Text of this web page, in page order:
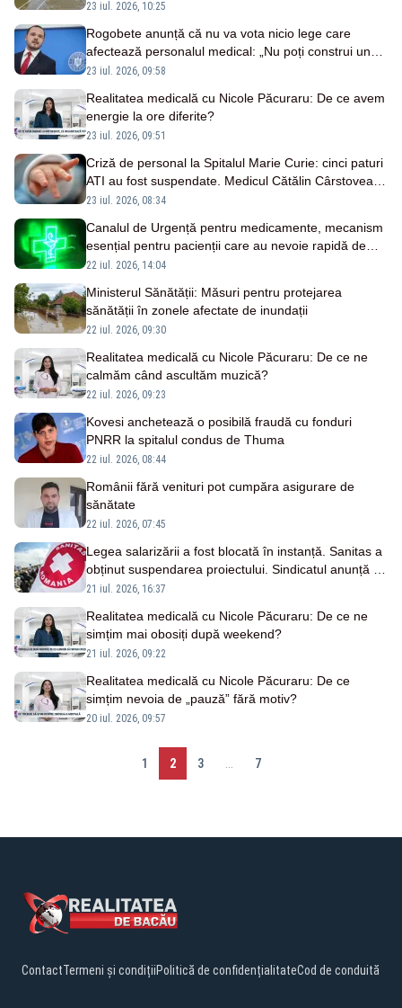
23 iul. 2026, 10:25
Rogobete anunță că nu va vota nicio lege care
afectează personalul medical: „Nu poți construi un
sistem mai puternic lovindu-i pe cei care îl țin în
23 iul. 2026, 09:58
Realitatea medicală cu Nicole Păcuraru: De ce avem
energie la ore diferite?
23 iul. 2026, 09:51
Criză de personal la Spitalul Marie Curie: cinci paturi
ATI au fost suspendate. Medicul Cătălin Cârstoveanu
avertizează: „Expunem la risc” pacienții
23 iul. 2026, 08:34
Canalul de Urgență pentru medicamente, mecanism
esențial pentru pacienții care au nevoie rapidă de
tratament
22 iul. 2026, 14:04
Ministerul Sănătății: Măsuri pentru protejarea
sănătății în zonele afectate de inundații
22 iul. 2026, 09:30
Realitatea medicală cu Nicole Păcuraru: De ce ne
calmăm când ascultăm muzică?
22 iul. 2026, 09:23
Kovesi anchetează o posibilă fraudă cu fonduri
PNRR la spitalul condus de Thuma
22 iul. 2026, 08:44
Românii fără venituri pot cumpăra asigurare de
sănătate
22 iul. 2026, 07:45
Legea salarizării a fost blocată în instanță. Sanitas a
obținut suspendarea proiectului. Sindicatul anunță că
rămâne pregătit de grevă generală
21 iul. 2026, 16:37
Realitatea medicală cu Nicole Păcuraru: De ce ne
simțim mai obosiți după weekend?
21 iul. 2026, 09:22
Realitatea medicală cu Nicole Păcuraru: De ce
simțim nevoia de „pauză” fără motiv?
20 iul. 2026, 09:57
1 2 3 7
ContactTermeni și condițiiPolitică de confidențialitateCod de conduită